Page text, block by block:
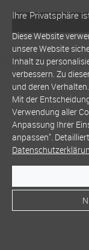
Ihre Privatsphäre
Diese Website
unsere Website
Inhalt zu
verbessern. Zu
und deren Verhalten.
Mit der
Verwendung aller
Anpassung Ihrer
anpassen".